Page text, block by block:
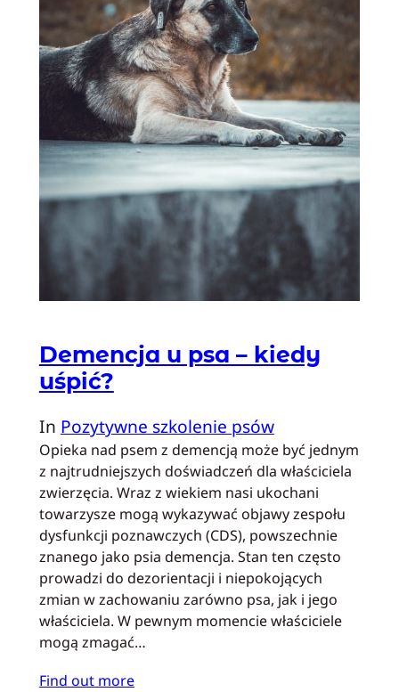
Demencja u psa – kiedy
uśpić?
In Pozytywne szkolenie psów
Opieka nad psem z demencją może być jednym
z najtrudniejszych doświadczeń dla właściciela
zwierzęcia. Wraz z wiekiem nasi ukochani
towarzysze mogą wykazywać objawy zespołu
dysfunkcji poznawczych (CDS), powszechnie
znanego jako psia demencja. Stan ten często
prowadzi do dezorientacji i niepokojących
zmian w zachowaniu zarówno psa, jak i jego
właściciela. W pewnym momencie właściciele
mogą zmagać…
Find out more